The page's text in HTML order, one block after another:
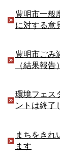
豊明市一般
に対する意
豊明市ごみ
（結果報告）
環境フェス
ントは終了
まちをきれ
ます